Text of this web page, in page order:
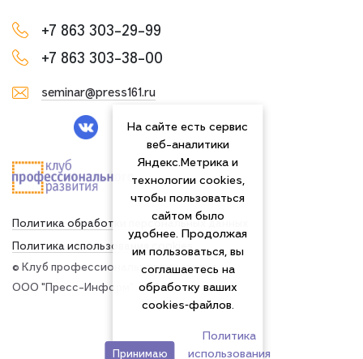
Политика обработки персональных данных
Политика использования сookies
© Клуб профессионального развития
ООО "Пресс-Информ" — 2026
+7 863 303-29-99
+7 863 303-38-00
seminar@press161.ru
На сайте есть сервис
веб-аналитики
Яндекс.Метрика и
технологии cookies,
чтобы пользоваться
сайтом было
удобнее. Продолжая
им пользоваться, вы
соглашаетесь на
обработку ваших
cookies‑файлов.
Принимаю
Политика
использования